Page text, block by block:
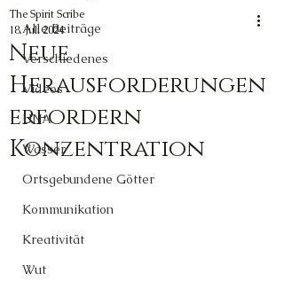
Alle Beiträge
Verschiedenes
Videos
UNA
Wasser
Ortsgebundene Götter
Kommunikation
Kreativität
Wut
Neue
Herausforderungen
erfordern
Konzentration
The Spirit Scribe
18. Juli 2024